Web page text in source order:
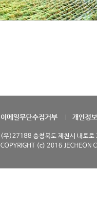
이메일무단수집거부 개인정
(우)27188 충청북도 제천시 내토
COPYRIGHT (c) 2016 JECHEON